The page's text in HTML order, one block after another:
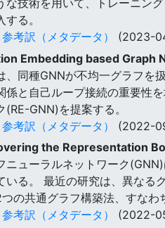
な技術を用いて、トレーニン
する。
参考訳（メタデータ）
(2023-
Embedding based
、同種GNNが不均一グラフを
係と自己ループ接続の重要性
(RE-GNN)を提案する。
参考訳（メタデータ）
(2022-
the Representation
ニューラルネットワーク
いる。 最近の研究は、異なる
の共通グラフ構築法、すな
参考訳（メタデータ）
(2022-